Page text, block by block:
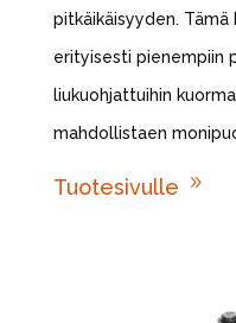
pitkäikäisyyden.
erityisesti pienempiin
liukuohjattuihin
mahdollistaen
Tuotesivulle 9